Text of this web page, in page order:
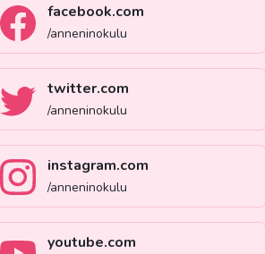
facebook.com
/anneninokulu
twitter.com
/anneninokulu
instagram.com
/anneninokulu
youtube.com